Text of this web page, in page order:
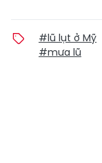
#lũ lụt ở Mỹ
#mưa lũ